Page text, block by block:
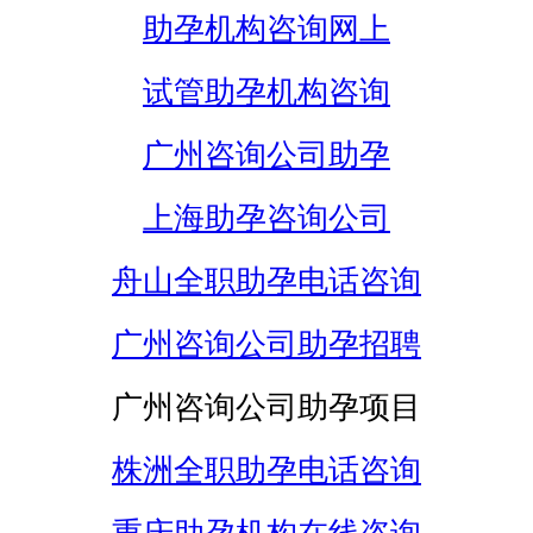
助孕机构咨询网上
试管助孕机构咨询
广州咨询公司助孕
上海助孕咨询公司
舟山全职助孕电话咨询
广州咨询公司助孕招聘
广州咨询公司助孕项目
株洲全职助孕电话咨询